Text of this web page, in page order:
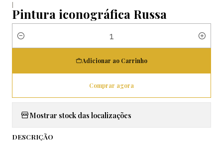
|
Pintura iconográfica Russa
Quantidade
Adicionar ao Carrinho
Comprar agora
Mostrar stock das localizações
DESCRIÇÃO